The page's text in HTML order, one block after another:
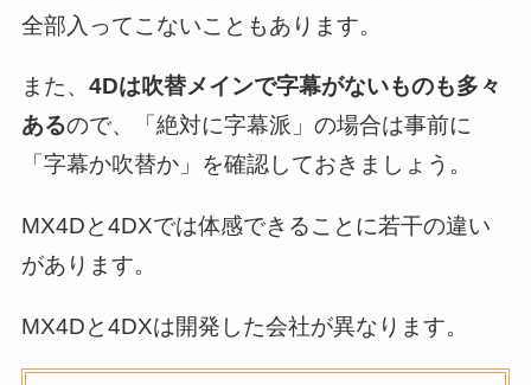
全部入ってこないこともあります。
また、 4Dは吹替メインで字幕がないものも多々
あるので、「絶対に字幕派」の場合は事前に
「字幕か吹替か」を確認しておきましょう。
MX4Dと4DXでは体感できることに若干の違い
があります。
MX4Dと4DXは開発した会社が異なります。